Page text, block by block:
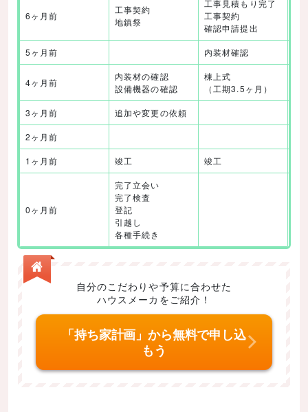
6ヶ月前
工事契約
地鎮祭
工事見積もり完了
工事契約
確認申請提出
5ヶ月前 内装材確認
4ヶ月前
内装材の確認
設備機器の確認
棟上式
（工期3.5ヶ月）
3ヶ月前 追加や変更の依頼
2ヶ月前
1ヶ月前 竣工 竣工
0ヶ月前
完了立会い
完了検査
登記
引越し
各種手続き
自分のこだわりや予算に合わせた
ハウスメーカをご紹介！
「持ち家計画」から無料で申し込
もう